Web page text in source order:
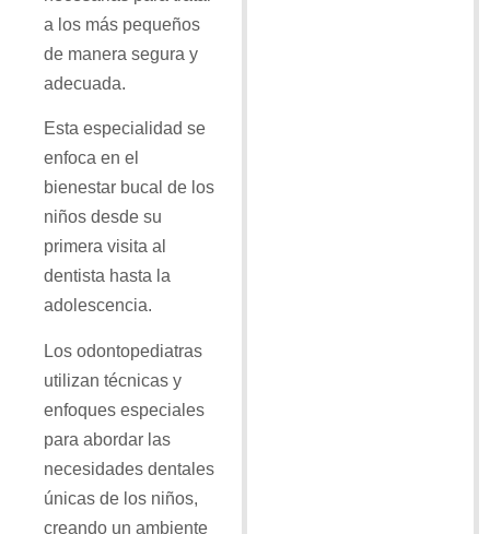
a los más pequeños
de manera segura y
adecuada.
Esta especialidad se
enfoca en el
bienestar bucal de los
niños desde su
primera visita al
dentista hasta la
adolescencia.
Los odontopediatras
utilizan técnicas y
enfoques especiales
para abordar las
necesidades dentales
únicas de los niños,
creando un ambiente